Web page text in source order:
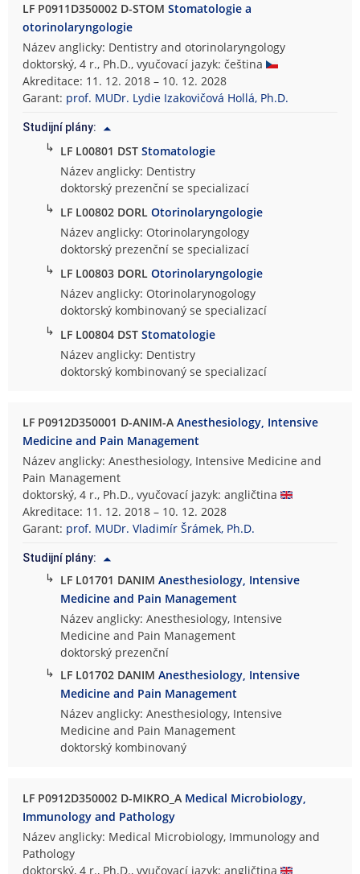
LF P0911D350002 D-STOMStomatologie a
otorinolaryngologie
Název anglicky: Dentistry and otorinolaryngology
doktorský, 4 r., Ph.D., vyučovací jazyk: čeština
Akreditace: 11. 12. 2018 – 10. 12. 2028
Garant: prof. MUDr. Lydie Izakovičová Hollá, Ph.D.
Studijní plány:
↳ LF L00801 DSTStomatologie
Název anglicky: Dentistry
doktorský prezenční se specializací
↳ LF L00802 DORLOtorinolaryngologie
Název anglicky: Otorinolaryngology
doktorský prezenční se specializací
↳ LF L00803 DORLOtorinolaryngologie
Název anglicky: Otorinolarynogology
doktorský kombinovaný se specializací
↳ LF L00804 DSTStomatologie
Název anglicky: Dentistry
doktorský kombinovaný se specializací
LF P0912D350001 D-ANIM-AAnesthesiology, Intensive
Medicine and Pain Management
Název anglicky: Anesthesiology, Intensive Medicine and
Pain Management
doktorský, 4 r., Ph.D., vyučovací jazyk: angličtina
Akreditace: 11. 12. 2018 – 10. 12. 2028
Garant: prof. MUDr. Vladimír Šrámek, Ph.D.
Studijní plány:
↳ LF L01701 DANIMAnesthesiology, Intensive
Medicine and Pain Management
Název anglicky: Anesthesiology, Intensive
Medicine and Pain Management
doktorský prezenční
↳ LF L01702 DANIMAnesthesiology, Intensive
Medicine and Pain Management
Název anglicky: Anesthesiology, Intensive
Medicine and Pain Management
doktorský kombinovaný
LF P0912D350002 D-MIKRO_A Medical Microbiology,
Immunology and Pathology
Název anglicky: Medical Microbiology, Immunology and
Pathology
doktorský, 4 r., Ph.D., vyučovací jazyk: angličtina